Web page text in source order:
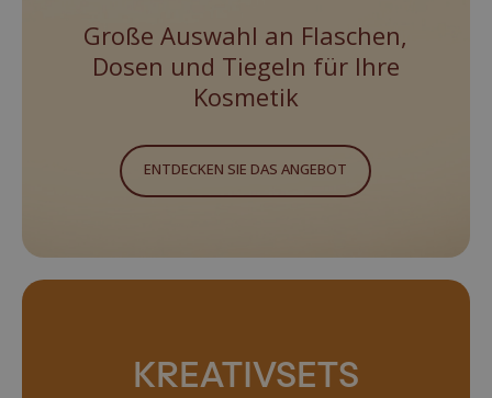
Große Auswahl an Flaschen,
Dosen und Tiegeln für Ihre
Kosmetik
ENTDECKEN SIE DAS ANGEBOT
KREATIVSETS